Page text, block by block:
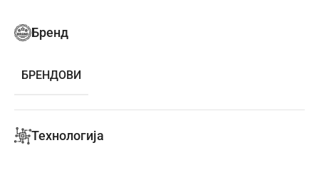
Бренд
БРЕНДОВИ
Технологија